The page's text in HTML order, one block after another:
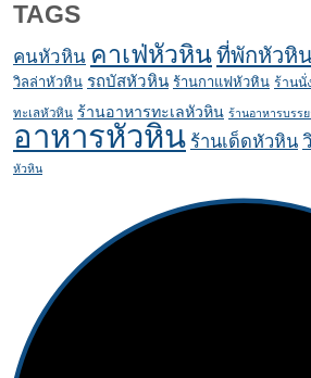
TAGS
คนหัวหิน คาเฟ่หัวหินที่พักหัวหิ
วิลล่าหัวหิน รถบัสหัวหิน ร้านกาแฟหัวหิน ร้านนั่
ทะเลหัวหิน ร้านอาหารทะเลหัวหิน ร้านอาหารบรร
อาหารหัวหิน ร้านเด็ดหัวหิน
หัวหิน